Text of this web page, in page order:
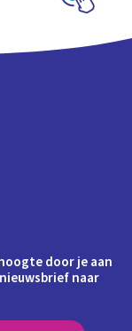
door je aan
naar